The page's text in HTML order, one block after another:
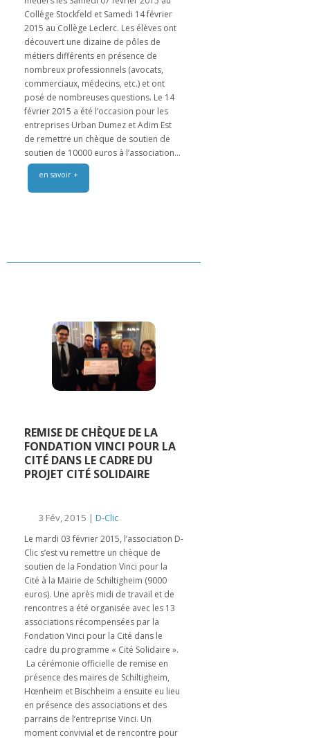
Collège Stockfeld et Samedi 14 février
2015 au Collège Leclerc. Les élèves ont
découvert une dizaine de pôles de
métiers différents en présence de
nombreux professionnels (avocats,
commerciaux, médecins, etc.) et ont
posé de nombreuses questions. Le 14
février 2015 a été l’occasion pour les
entreprises Urban Dumez et Adim Est
de remettre un chèque de soutien de
soutien de 10000 euros à l’association...
en savoir +
REMISE DE CHÈQUE DE LA
FONDATION VINCI POUR LA
CITÉ DANS LE CADRE DU
PROJET CITÉ SOLIDAIRE
3 Fév, 2015 | D-Clic
Le mardi 03 février 2015, l’association D-
Clic s’est vu remettre un chèque de
soutien de la Fondation Vinci pour la
Cité à la Mairie de Schiltigheim (9000
euros). Une après midi de travail et de
rencontres a été organisée avec les 13
associations récompensées par la
Fondation Vinci pour la Cité dans le
cadre du programme « Cité Solidaire ».
La cérémonie officielle de remise en
présence des maires de Schiltigheim,
Hœnheim et Bischheim a ensuite eu lieu
en présence des associations et des
parrains de l’entreprise Vinci. Un
moment convivial et de rencontre pour